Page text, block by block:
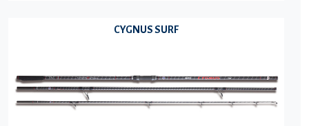
CYGNUS SURF